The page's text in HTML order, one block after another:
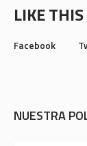
LIKE
Facebook
NUESTRA